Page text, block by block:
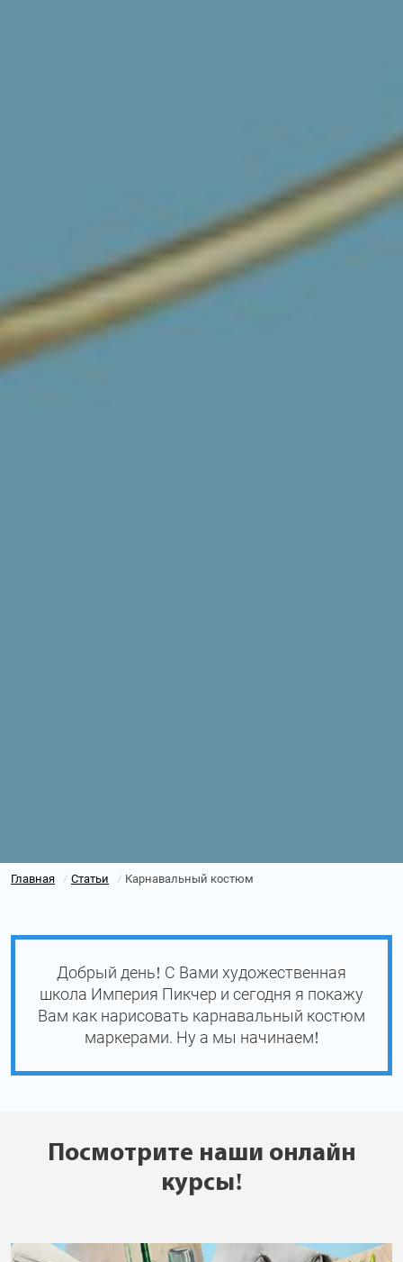
Главная / Статьи / Карнавальный костюм
Добрый день! С Вами художественная
школа Империя Пикчер и сегодня я покажу
Вам как нарисовать карнавальный костюм
маркерами. Ну а мы начинаем!
Посмотрите наши онлайн
курсы!